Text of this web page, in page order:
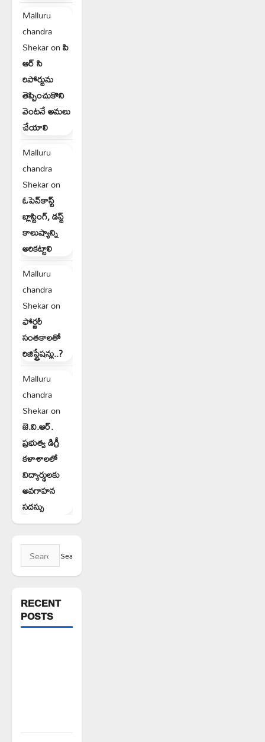
Malluru
chandra
Shekaronపి
ఆర్ సి
రిపోర్టును
తెప్పించుకొని
వెంటనే అమలు
చేయాలి
Malluru
chandra
Shekaron
ఓపెన్‌కాస్ట్
బ్లాస్టింగ్, డస్ట్
కాలుష్యాన్ని
అరికట్టాలి
Malluru
chandra
Shekaron
ఫోర్జరీ
సంతకాలతో
రిజిస్ట్రేషన్లు..?
Malluru
chandra
Shekaron
జె.వి.ఆర్.
ప్రభుత్వ డిగ్రీ
కళాశాలలో
విద్యార్థులకు
అవగాహన
సదస్సు
Search
for:
RECENT
POSTS